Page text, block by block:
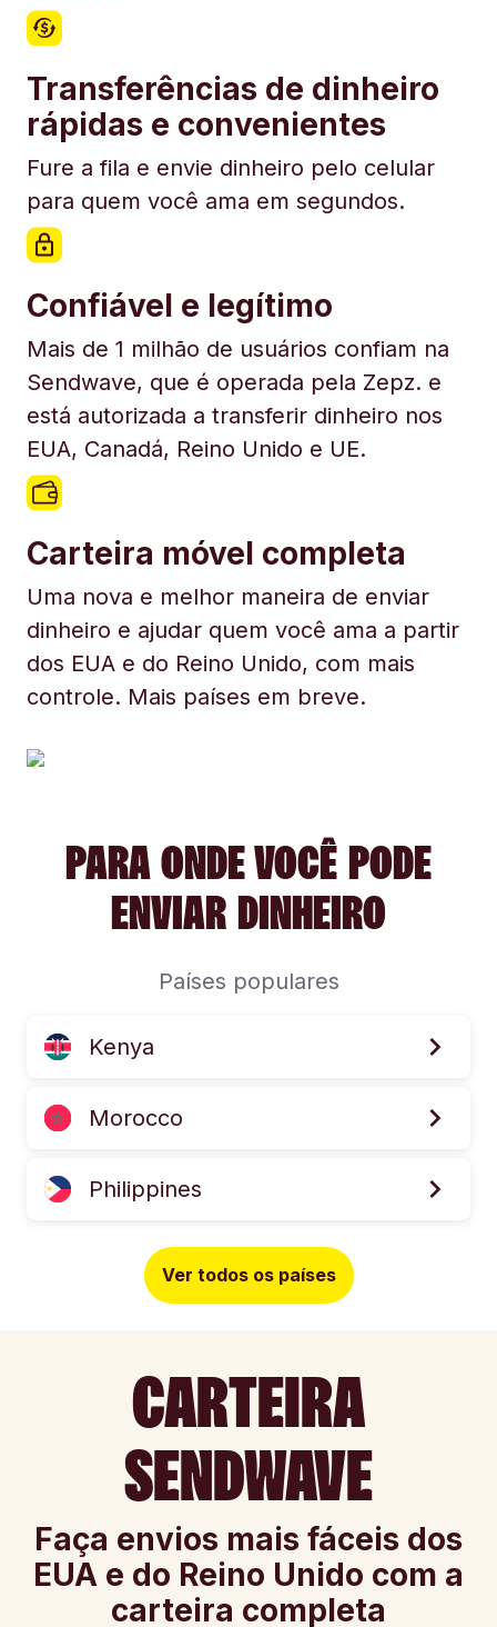
Transferências de dinheiro
rápidas e convenientes
Fure a fila e envie dinheiro pelo celular
para quem você ama em segundos.
Confiável e legítimo
Mais de 1 milhão de usuários confiam na
Sendwave, que é operada pela Zepz. e
está autorizada a transferir dinheiro nos
EUA, Canadá, Reino Unido e UE.
Carteira móvel completa
Uma nova e melhor maneira de enviar
dinheiro e ajudar quem você ama a partir
dos EUA e do Reino Unido, com mais
controle. Mais países em breve.
PARA ONDE VOCÊ PODE
ENVIAR DINHEIRO
Países populares
Kenya
Morocco
Philippines
Ver todos os países
CARTEIRA
SENDWAVE
Faça envios mais fáceis dos
EUA e do Reino Unido com a
carteira completa